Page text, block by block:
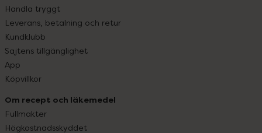
Handla tryggt
Leverans, betalning och retur
Kundklubb
Sajtens tillgänglighet
App
Köpvillkor
Om recept och läkemedel
Fullmakter
Högkostnadsskyddet